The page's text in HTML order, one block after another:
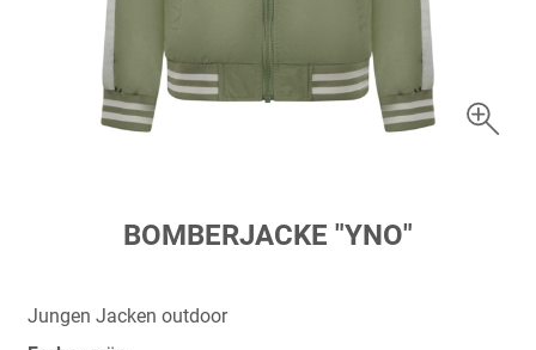
springen
BOMBERJACKE "YNO"
Jungen Jacken outdoor